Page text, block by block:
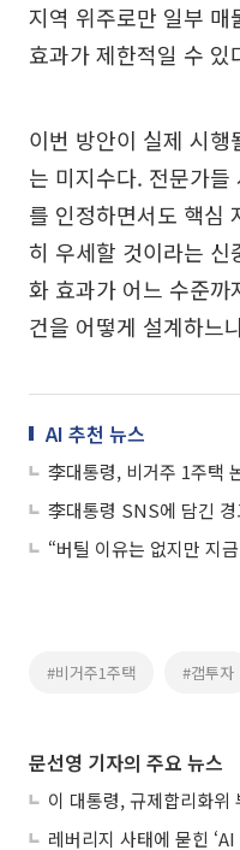
지역 위주로만 일부 매
효과가 제한적일 수
이번 방안이 실제 시행
는 미지수다. 전문가들
를 인정하면서도 핵심
히 우세할 것이라는
화 효과가 어느 수준
건을 어떻게 설계하느
AI 추천 뉴스
#비거주1주택 #갭투자
문선영 기자의 주요 뉴스
레버리지 사태에 묻힌 ‘AI